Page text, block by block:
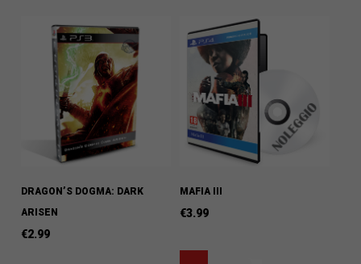
DRAGON’S DOGMA: DARK
ARISEN
€2.99
MAFIA III
€3.99